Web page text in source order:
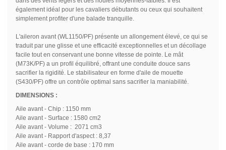
également idéal pour les cavaliers débutants ou ceux qui souhaitent
simplement profiter d'une balade tranquille.
L'aileron avant (WL1150/PF) présente un allongement élevé, ce qui se
traduit par une glisse et une efficacité exceptionnelles et un décollage
facile tout en conservant une bonne vitesse de pointe. Le mât
(M73K/PF) a un profil équilibré, offrant une conduite douce sans
sacrifier la rigidité. Le stabilisateur en forme d'aile de mouette
(S430/PF) offre un contrôle optimal sans sacrifier la maniabilité.
DIMENSIONS :
Aile avant - Chip : 1150 mm
Aile avant - Surface : 1580 cm2
Aile avant - Volume : 2071 cm3
Aile avant - Rapport d'aspect : 8,37
Aile avant - corde de base : 170 mm